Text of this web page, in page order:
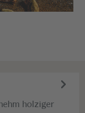
holziger